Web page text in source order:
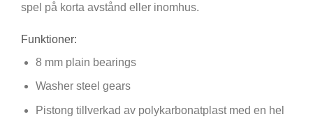
spel på korta avstånd eller inomhus.
Funktioner:
8 mm plain bearings
Washer steel gears
Pistong tillverkad av polykarbonatplast med en hel